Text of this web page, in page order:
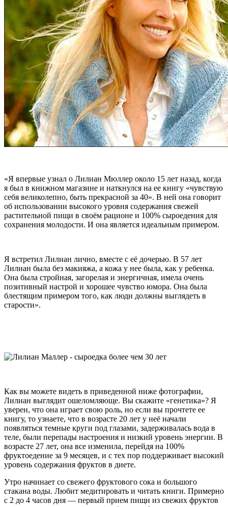
«Я впервые узнал о Лилиан Мюллер около 15 лет назад, когда
я был в книжном магазине и наткнулся на ее книгу «чувствую
себя великолепно, быть прекрасной за 40». В ней она говорит
об использовании высокого уровня содержания свежей
растительной пищи в своём рационе и 100% сыроедения для
сохранения молодости. И она является идеальным примером.
Я встретил Лилиан лично, вместе с её дочерью. В 57 лет
Лилиан была без макияжа, а кожа у нее была, как у ребенка.
Она была стройная, загорелая и энергичная, имела очень
позитивный настрой и хорошее чувство юмора. Она была
блестящим примером того, как люди должны выглядеть в
старости».
Как вы можете видеть в приведенной ниже фотографии,
Лилиан выглядит ошеломляюще. Вы скажите «генетика»? Я
уверен, что она играет свою роль, но если вы прочтете ее
книгу, то узнаете, что в возрасте 20 лет у неё начали
появляться темные круги под глазами, задерживалась вода в
теле, были перепады настроения и низкий уровень энергии. В
возрасте 27 лет, она все изменила, перейдя на 100%
фруктоедение за 9 месяцев, и с тех пор поддерживает высокий
уровень содержания фруктов в диете.
Утро начинает со свежего фруктового сока и большого
стакана воды. Любит медитировать и читать книги. Примерно
с 2 до 4 часов дня — первый прием пищи из свежих фруктов